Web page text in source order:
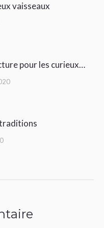
vaisseaux
pour les curieux…